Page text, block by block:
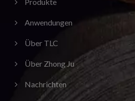
Produkte
Anwendungen
Über TLC
Über Zhong Ju
Nachrichten